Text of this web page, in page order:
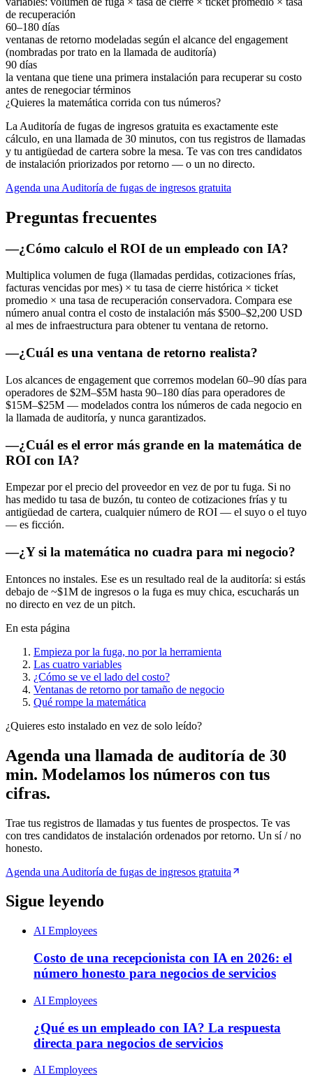
de recuperación
60–180 días
ventanas de retorno modeladas según el alcance del engagement
(nombradas por trato en la llamada de auditoría)
90 días
la ventana que tiene una primera instalación para recuperar su costo
antes de renegociar términos
¿Quieres la matemática corrida con tus números?
La Auditoría de fugas de ingresos gratuita es exactamente este
cálculo, en una llamada de 30 minutos, con tus registros de llamadas
y tu antigüedad de cartera sobre la mesa. Te vas con tres candidatos
de instalación priorizados por retorno — o un no directo.
Agenda una Auditoría de fugas de ingresos gratuita
Preguntas frecuentes
—¿Cómo calculo el ROI de un empleado con IA?
Multiplica volumen de fuga (llamadas perdidas, cotizaciones frías,
facturas vencidas por mes) × tu tasa de cierre histórica × ticket
promedio × una tasa de recuperación conservadora. Compara ese
número anual contra el costo de instalación más $500–$2,200 USD
al mes de infraestructura para obtener tu ventana de retorno.
—¿Cuál es una ventana de retorno realista?
Los alcances de engagement que corremos modelan 60–90 días para
operadores de $2M–$5M hasta 90–180 días para operadores de
$15M–$25M — modelados contra los números de cada negocio en
la llamada de auditoría, y nunca garantizados.
—¿Cuál es el error más grande en la matemática de
ROI con IA?
Empezar por el precio del proveedor en vez de por tu fuga. Si no
has medido tu tasa de buzón, tu conteo de cotizaciones frías y tu
antigüedad de cartera, cualquier número de ROI — el suyo o el tuyo
— es ficción.
—¿Y si la matemática no cuadra para mi negocio?
Entonces no instales. Ese es un resultado real de la auditoría: si estás
debajo de ~$1M de ingresos o la fuga es muy chica, escucharás un
no directo en vez de un pitch.
En esta página
Empieza por la fuga, no por la herramienta
Las cuatro variables
¿Cómo se ve el lado del costo?
Ventanas de retorno por tamaño de negocio
Qué rompe la matemática
¿Quieres esto instalado en vez de solo leído?
Agenda una llamada de auditoría de 30
min. Modelamos los números con tus
cifras.
Trae tus registros de llamadas y tus fuentes de prospectos. Te vas
con tres candidatos de instalación ordenados por retorno. Un sí / no
honesto.
Agenda una Auditoría de fugas de ingresos gratuita
Sigue leyendo
AI Employees
Costo de una recepcionista con IA en 2026: el
número honesto para negocios de servicios
AI Employees
¿Qué es un empleado con IA? La respuesta
directa para negocios de servicios
AI Employees